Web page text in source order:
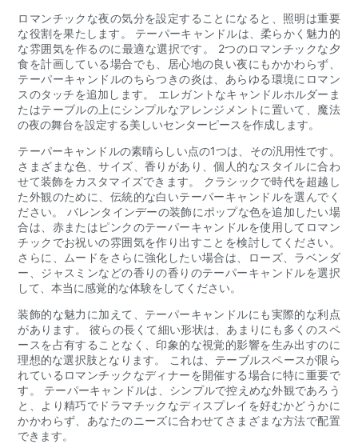
ロマンチックな夜の気分を設定することになると、照明は重要
な役割を果たします。 テーパーキャンドルは、柔らかく魅力的
な雰囲気を作るのに最適な選択です。 2つのロマンチックな夕
食を計画している場合でも、居心地の良い夜にもかかわらず、
テーパーキャンドルのちらつきの炎は、あらゆる環境にロマン
スのタッチを追加します。 エレガントなキャンドルホルダーま
たはテーブルの上にシンプルなアレンジメントに置いて、魔法
の夜の舞台を設定する美しいセンターピースを作成します。
テーパーキャンドルの素晴らしい点の1つは、その汎用性です。
さまざまな色、サイズ、香りがあり、個人的なスタイルに合わ
せて装飾をカスタマイズできます。 クラシックで時代を超越し
た外観のために、伝統的な白いテーパーキャンドルを選んでく
ださい。 バレンタインデーの装飾にポップな色を追加したい場
合は、赤またはピンクのテーパーキャンドルを使用してロマン
チックでお祝いの雰囲気を作り出すことを検討してください。
さらに、ムードをさらに強化したい場合は、ローズ、ラベンダ
ー、ジャスミンなどの香りの香りのテーパーキャンドルを選択
して、本当に感覚的な体験をしてください。
装飾的な魅力に加えて、テーパーキャンドルにも実際的な利点
があります。 彼らの長くて細い形状は、あまりにも多くのスペ
ースを占有することなく、印象的な視覚的影響を生み出すのに
理想的な選択肢となります。 これは、テーブルスペースが限ら
れているロマンチックなディナーを開催する場合に特に重要で
す。 テーパーキャンドルは、シンプルで控えめな外観であろう
と、より精巧でドラマチックなディスプレイを好むかどうかに
かかわらず、あなたのニーズに合わせてさまざまな方法で配置
できます。